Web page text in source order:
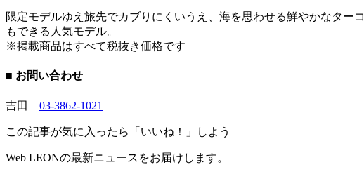
限定モデルゆえ旅先でカブりにくいうえ、海を思わせる鮮やかなタ
もできる人気モデル。
※掲載商品はすべて税抜き価格です
■ お問い合わせ
吉田 03-3862-1021
この記事が気に入ったら「いいね！」しよう
Web LEONの最新ニュースをお届けします。